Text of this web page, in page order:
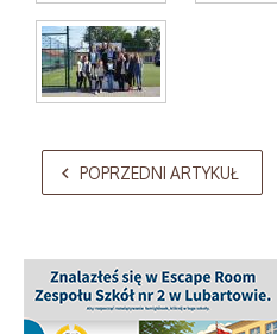
AdmirorGallery 5.2.0, author/sVasiljevski
POPRZEDNI ARTYKUŁ